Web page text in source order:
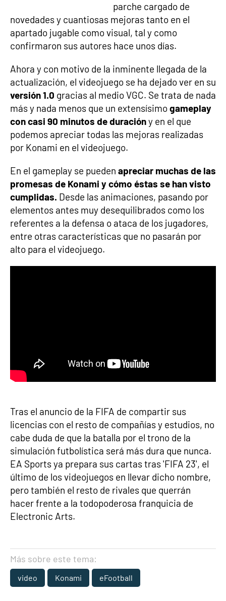
parche cargado de
novedades y cuantiosas mejoras tanto en el
apartado jugable como visual, tal y como
confirmaron sus autores hace unos días.
Ahora y con motivo de la inminente llegada de la
actualización, el videojuego se ha dejado ver en su
versión 1.0 gracias al medio VGC. Se trata de nada
más y nada menos que un extensísimogameplay
con casi 90 minutos de duracióny en el que
podemos apreciar todas las mejoras realizadas
por Konami en el videojuego.
En el gameplay se pueden apreciar muchas de las
promesas de Konami y cómo éstas se han visto
cumplidas. Desde las animaciones, pasando por
elementos antes muy desequilibrados como los
referentes a la defensa o ataca de los jugadores,
entre otras características que no pasarán por
alto para el videojuego.
Tras el anuncio de la FIFA de compartir sus
licencias con el resto de compañías y estudios, no
cabe duda de que la batalla por el trono de la
simulación futbolística será más dura que nunca.
EA Sports ya prepara sus cartas tras 'FIFA 23', el
último de los videojuegos en llevar dicho nombre,
pero también el resto de rivales que querrán
hacer frente a la todopoderosa franquicia de
Electronic Arts.
Más sobre este tema:
video Konami eFootball